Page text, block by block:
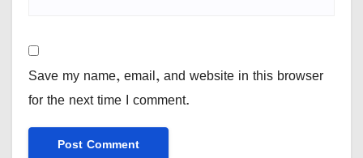
Save my name, email, and website in this browser
for the next time I comment.